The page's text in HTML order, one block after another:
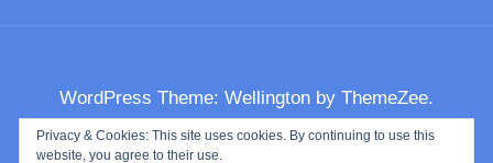
WordPress Theme: Wellington by ThemeZee.
Privacy & Cookies: This site uses cookies. By continuing to use this
website, you agree to their use.